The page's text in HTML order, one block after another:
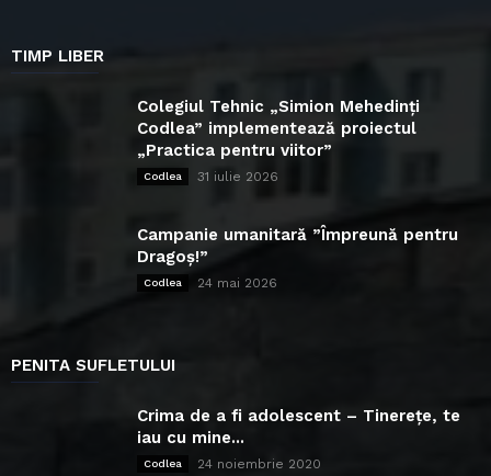
TIMP LIBER
Colegiul Tehnic „Simion Mehedinți
Codlea” implementează proiectul
„Practica pentru viitor”
Codlea 31 iulie 2026
Campanie umanitară ”Împreună pentru
Dragoș!”
Codlea 24 mai 2026
PENITA SUFLETULUI
Crima de a fi adolescent – Tinerețe, te
iau cu mine...
Codlea 24 noiembrie 2020